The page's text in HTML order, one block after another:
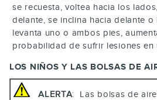
se recuesta, voltea hacia los
delante, se inclina hacia delante
levanta uno o ambos pies,
probabilidad de sufrir lesiones en
LOS NIÑOS Y LAS BOLSAS DE
ALERTA: Las bolsas de